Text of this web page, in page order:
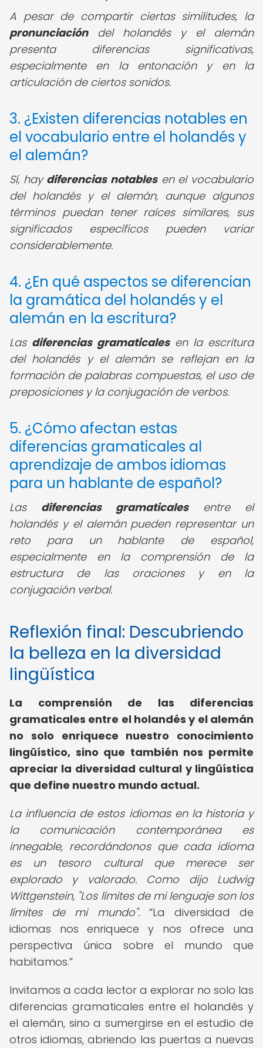
A pesar de compartir ciertas similitudes, la
pronunciacióndel holandés y el alemán
presenta diferencias significativas,
especialmente en la entonación y en la
articulación de ciertos sonidos.
3. ¿Existen diferencias notables en
el vocabulario entre el holandés y
el alemán?
Sí, hay diferencias notablesen el vocabulario
del holandés y el alemán, aunque algunos
términos puedan tener raíces similares, sus
significados específicos pueden variar
considerablemente.
4. ¿En qué aspectos se diferencian
la gramática del holandés y el
alemán en la escritura?
Las diferencias gramaticalesen la escritura
del holandés y el alemán se reflejan en la
formación de palabras compuestas, el uso de
preposiciones y la conjugación de verbos.
5. ¿Cómo afectan estas
diferencias gramaticales al
aprendizaje de ambos idiomas
para un hablante de español?
Las diferencias gramaticalesentre el
holandés y el alemán pueden representar un
reto para un hablante de español,
especialmente en la comprensión de la
estructura de las oraciones y en la
conjugación verbal.
Reflexión final: Descubriendo
la belleza en la diversidad
lingüística
La comprensión de las diferencias
gramaticales entre el holandés y el alemán
no solo enriquece nuestro conocimiento
lingüístico, sino que también nos permite
apreciar la diversidad cultural y lingüística
que define nuestro mundo actual.
La influencia de estos idiomas en la historia y
la comunicación contemporánea es
innegable, recordándonos que cada idioma
es un tesoro cultural que merece ser
explorado y valorado. Como dijo Ludwig
Wittgenstein, "Los límites de mi lenguaje son los
límites de mi mundo".
La diversidad de
idiomas nos enriquece y nos ofrece una
perspectiva única sobre el mundo que
habitamos.
Invitamos a cada lector a explorar no solo las
diferencias gramaticales entre el holandés y
el alemán, sino a sumergirse en el estudio de
otros idiomas, abriendo las puertas a nuevas